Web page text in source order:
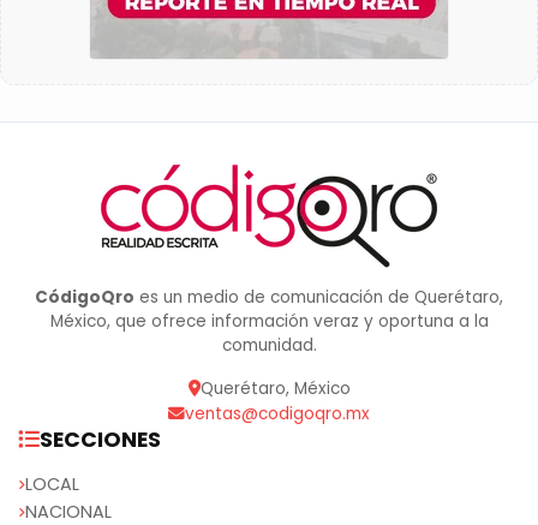
CódigoQro es un medio de comunicación de Querétaro,
México, que ofrece información veraz y oportuna a la
comunidad.
Querétaro, México
ventas@codigoqro.mx
SECCIONES
LOCAL
NACIONAL